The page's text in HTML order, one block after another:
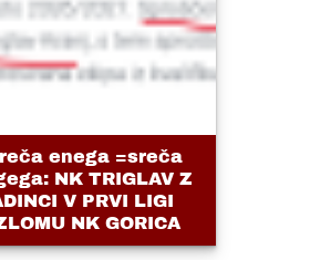
enega =sreča
NK TRIGLAV Z
V PRVI LIGI
NK GORICA